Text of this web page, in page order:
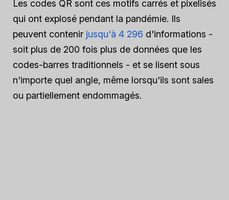
Les codes QR sont ces motifs carrés et pixelisés
qui ont explosé pendant la pandémie. Ils
peuvent contenir jusqu'à 4 296 d'informations -
soit plus de 200 fois plus de données que les
codes-barres traditionnels - et se lisent sous
n'importe quel angle, même lorsqu'ils sont sales
ou partiellement endommagés.